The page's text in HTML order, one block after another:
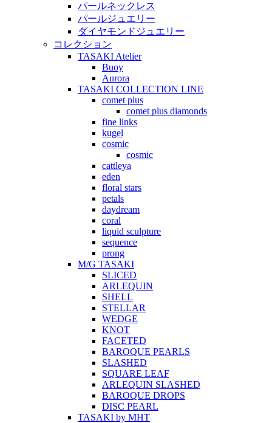
パールネックレス
パールジュエリー
ダイヤモンドジュエリー
コレクション
TASAKI Atelier
Buoy
Aurora
TASAKI COLLECTION LINE
comet plus
comet plus diamonds
fine links
kugel
cosmic
cosmic
cattleya
eden
floral stars
petals
daydream
coral
liquid sculpture
sequence
prong
M/G TASAKI
SLICED
ARLEQUIN
SHELL
STELLAR
WEDGE
KNOT
FACETED
BAROQUE PEARLS
SLASHED
SQUARE LEAF
ARLEQUIN SLASHED
BAROQUE DROPS
DISC PEARL
TASAKI by MHT